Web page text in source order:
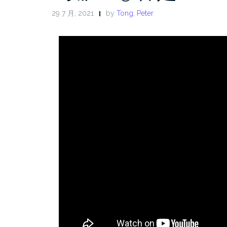
29 7 月, 2021 by Tong, Peter